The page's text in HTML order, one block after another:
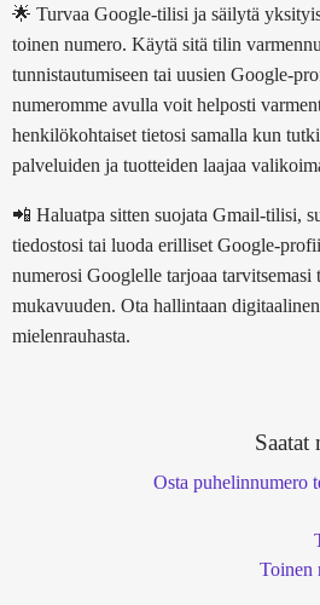
🌟 Turvaa Google-tilisi ja säilytä
toinen numero. Käytä sitä tilin
tunnistautumiseen tai uusien Google-
numeromme avulla voit helposti
henkilökohtaiset tietosi samalla kun
palveluiden ja tuotteiden laajaa
📲 Haluatpa sitten suojata Gmail-tilisi,
tiedostosi tai luoda erilliset Google-
numerosi Googlelle tarjoaa tarvitsemasi
mukavuuden. Ota hallintaan
mielenrauhasta.
Osta puhelinnumero
Toinen